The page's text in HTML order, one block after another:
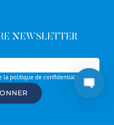
NEWSLETTER
la politique de confidentialité